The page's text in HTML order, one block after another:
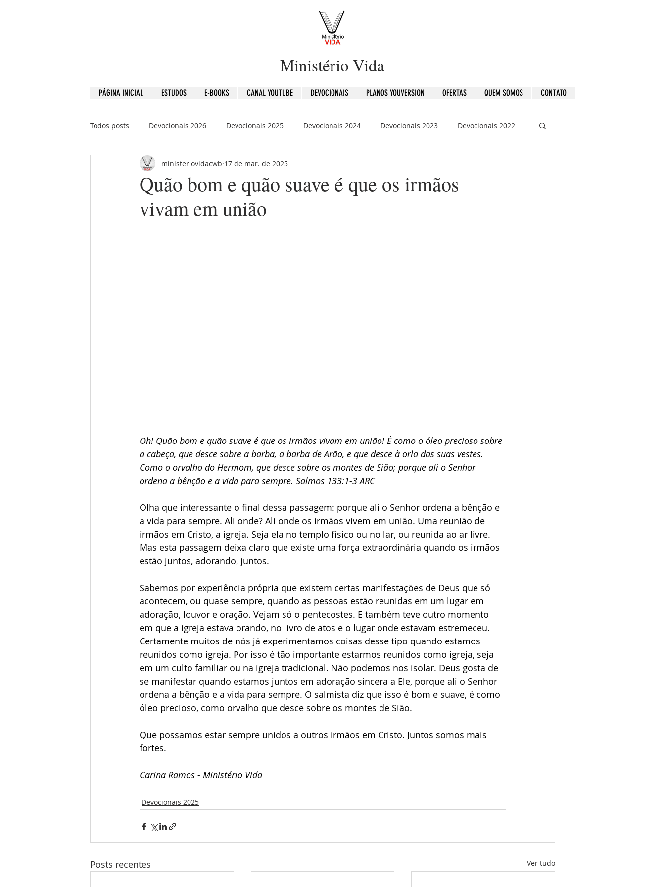
Ministério Vida
PÁGINA INICIAL ESTUDOS E-BOOKS CANAL YOUTUBE DEVOCIONAIS PLANOS YOUVERSION OFERTAS QUEM SOMOS CONTATO
Todos posts Devocionais 2026 Devocionais 2025 Devocionais 2024 Devocionais 2023 Devocionais 2022
Devocionais 2021 Devocionais 2020 120 Dias - Leitura Bíblica
Quão bom e quão suave é que os irmãos
vivam em união
ministeriovidacwb 17 de mar. de 2025
Oh! Quão bom e quão suave é que os irmãos vivam em união! É como o óleo precioso sobre
a cabeça, que desce sobre a barba, a barba de Arão, e que desce à orla das suas vestes.
Como o orvalho do Hermom, que desce sobre os montes de Sião; porque ali o Senhor
ordena a bênção e a vida para sempre. Salmos 133:1-3 ARC
Olha que interessante o final dessa passagem: porque ali o Senhor ordena a bênção e
a vida para sempre. Ali onde? Ali onde os irmãos vivem em união. Uma reunião de
irmãos em Cristo, a igreja. Seja ela no templo físico ou no lar, ou reunida ao ar livre.
Mas esta passagem deixa claro que existe uma força extraordinária quando os irmãos
estão juntos, adorando, juntos.
Sabemos por experiência própria que existem certas manifestações de Deus que só
acontecem, ou quase sempre, quando as pessoas estão reunidas em um lugar em
adoração, louvor e oração. Vejam só o pentecostes. E também teve outro momento
em que a igreja estava orando, no livro de atos e o lugar onde estavam estremeceu.
Certamente muitos de nós já experimentamos coisas desse tipo quando estamos
reunidos como igreja. Por isso é tão importante estarmos reunidos como igreja, seja
em um culto familiar ou na igreja tradicional. Não podemos nos isolar. Deus gosta de
se manifestar quando estamos juntos em adoração sincera a Ele, porque ali o Senhor
ordena a bênção e a vida para sempre. O salmista diz que isso é bom e suave, é como
óleo precioso, como orvalho que desce sobre os montes de Sião.
Que possamos estar sempre unidos a outros irmãos em Cristo. Juntos somos mais
fortes.
Carina Ramos - Ministério Vida
Devocionais 2025
Posts recentes Ver tudo